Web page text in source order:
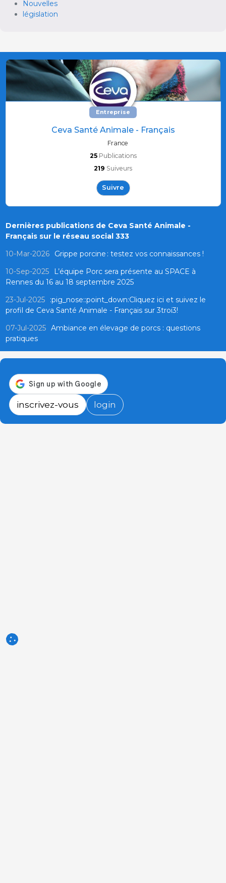
Nouvelles
législation
Entreprise
Ceva Santé Animale - Français
France
25 Publications
219 Suiveurs
Suivre
Dernières publications de Ceva Santé Animale -
Français sur le réseau social 333
10-Mar-2026
Grippe porcine : testez vos connaissances !
10-Sep-2025
L’équipe Porc sera présente au SPACE à
Rennes du 16 au 18 septembre 2025
23-Jul-2025
:pig_nose::point_down:Cliquez ici et suivez le
profil de Ceva Santé Animale - Français sur 3troi3!
07-Jul-2025 Ambiance en élevage de porcs : questions
pratiques
inscrivez-vous login